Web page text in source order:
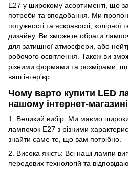
E27 у широкому асортименті, що
потреби та вподобання. Ми
потужності та яскравості, колірної
дизайну. Ви зможете обрати
для затишної атмосфери, або
робочого освітлення. Також ви
різними формами та розмірами,
ваш інтер'єр.
Чому варто купити LED
нашому інтернет-
1. Великий вибір: Ми маємо
лампочок E27 з різними
знайти саме те, що вам потрібно.
2. Висока якість: Всі наші лампи
передових технологій та